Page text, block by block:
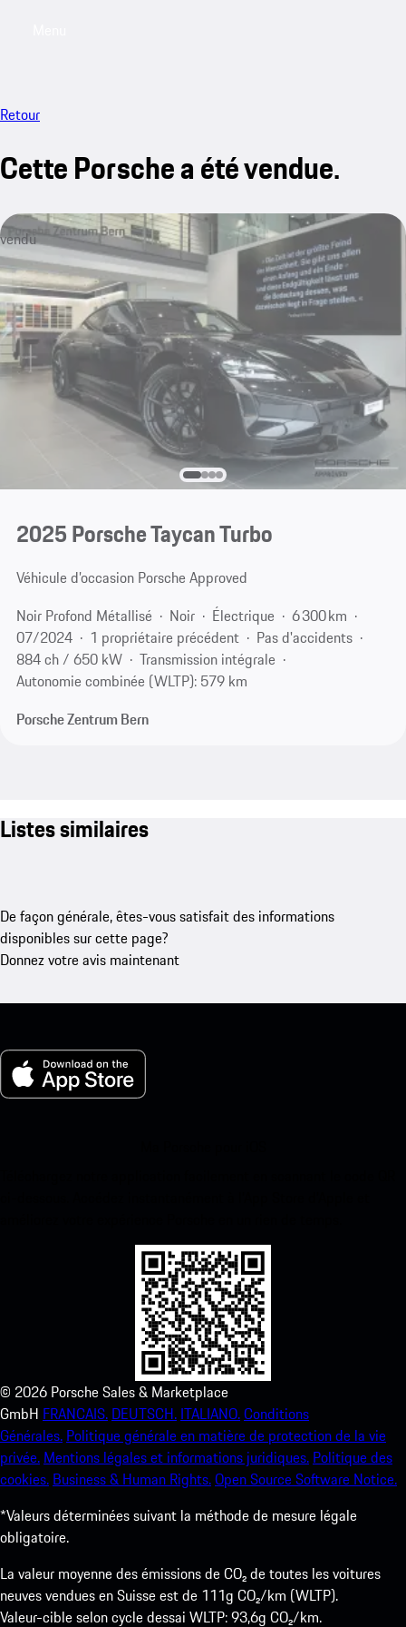
Retour
Cette Porsche a été vendue.
vendu
2025 Porsche Taycan Turbo
Véhicule d’occasion Porsche Approved
Noir Profond Métallisé
Noir Électrique
6 300 km
07/2024
1 propriétaire précédent
Pas d'accidents
884 ch / 650 kW
Transmission intégrale
Autonomie combinée (WLTP): 579 km
Porsche Zentrum Bern
Listes similaires
De façon générale, êtes-vous satisfait des informations
disponibles sur cette page?
Donnez votre avis maintenant
© 2026 Porsche Sales & Marketplace
GmbH FRANCAIS. DEUTSCH. ITALIANO.Conditions
Générales. Politique générale en matière de protection de la vie
privée. Mentions légales et informations juridiques. Politique des
cookies. Business & Human Rights.Open Source Software Notice.
*Valeurs déterminées suivant la méthode de mesure légale
obligatoire.
La valeur moyenne des émissions de CO₂ de toutes les voitures
neuves vendues en Suisse est de 111g CO₂/km (WLTP).
Valeur-cible selon cycle dessai WLTP: 93,6g CO₂/km.